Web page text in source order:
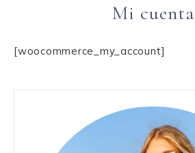
Mi cuenta
[woocommerce_my_account]